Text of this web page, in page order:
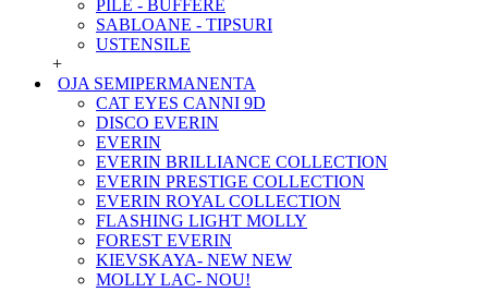
PILE - BUFFERE
SABLOANE - TIPSURI
USTENSILE
+
OJA SEMIPERMANENTA
CAT EYES CANNI 9D
DISCO EVERIN
EVERIN
EVERIN BRILLIANCE COLLECTION
EVERIN PRESTIGE COLLECTION
EVERIN ROYAL COLLECTION
FLASHING LIGHT MOLLY
FOREST EVERIN
KIEVSKAYA- NEW NEW
MOLLY LAC- NOU!